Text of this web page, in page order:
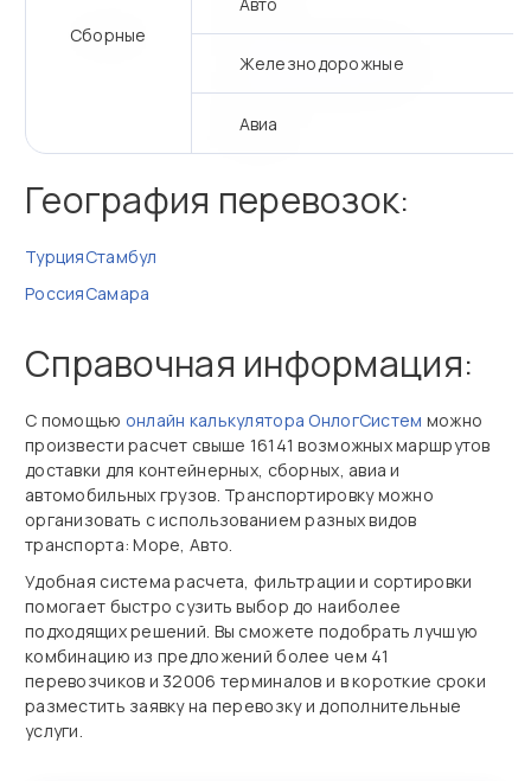
Сборные
Железнодорожные
Авиа
География перевозок:
ТурцияСтамбул
РоссияСамара
Справочная информация:
С помощью онлайн калькулятора ОнлогСистем можно
произвести расчет свыше 16141 возможных маршрутов
доставки для контейнерных, сборных, авиа и
автомобильных грузов. Транспортировку можно
организовать с использованием разных видов
транспорта: Море, Авто.
Удобная система расчета, фильтрации и сортировки
помогает быстро сузить выбор до наиболее
подходящих решений. Вы сможете подобрать лучшую
комбинацию из предложений более чем 41
перевозчиков и 32006 терминалов и в короткие сроки
разместить заявку на перевозку и дополнительные
услуги.